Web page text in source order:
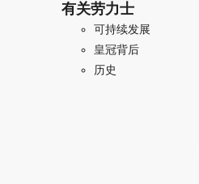
有关劳力士
可持续发展
皇冠背后
历史